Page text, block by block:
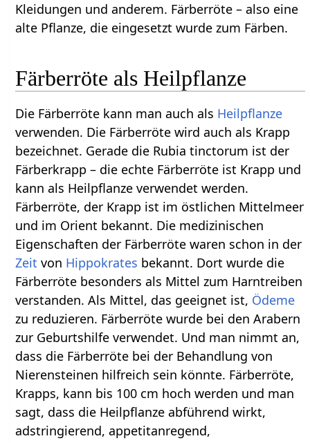
Kleidungen und anderem. Färberröte – also eine
alte Pflanze, die eingesetzt wurde zum Färben.
Färberröte als Heilpflanze
Die Färberröte kann man auch als Heilpflanze
verwenden. Die Färberröte wird auch als Krapp
bezeichnet. Gerade die Rubia tinctorum ist der
Färberkrapp – die echte Färberröte ist Krapp und
kann als Heilpflanze verwendet werden.
Färberröte, der Krapp ist im östlichen Mittelmeer
und im Orient bekannt. Die medizinischen
Eigenschaften der Färberröte waren schon in der
Zeit von Hippokrates bekannt. Dort wurde die
Färberröte besonders als Mittel zum Harntreiben
verstanden. Als Mittel, das geeignet ist, Ödeme
zu reduzieren. Färberröte wurde bei den Arabern
zur Geburtshilfe verwendet. Und man nimmt an,
dass die Färberröte bei der Behandlung von
Nierensteinen hilfreich sein könnte. Färberröte,
Krapps, kann bis 100 cm hoch werden und man
sagt, dass die Heilpflanze abführend wirkt,
adstringierend, appetitanregend,